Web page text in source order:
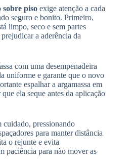
sobre piso exige atenção a cada
seguro e bonito. Primeiro,
limpo, seco e sem partes
a aderência da
com uma desempenadeira
uniforme e garante que o novo
espalhar a argamassa em
ela seque antes da aplicação
cuidado, pressionando
para manter distância
o rejunte e evita
paciência para não mover as